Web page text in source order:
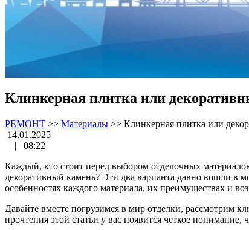
Клинкерная плитка или
РЕМОНТ >> Материалы >> Клинкерная плитка или
14.01.2025
|
08:22
Каждый, кто стоит перед выбором отделочных
декоративный камень? Эти два варианта давно вошли в
особенностях каждого материала, их преимуществах и
Давайте вместе погрузимся в мир отделки, рассмотрим
прочтения этой статьи у вас появится четкое